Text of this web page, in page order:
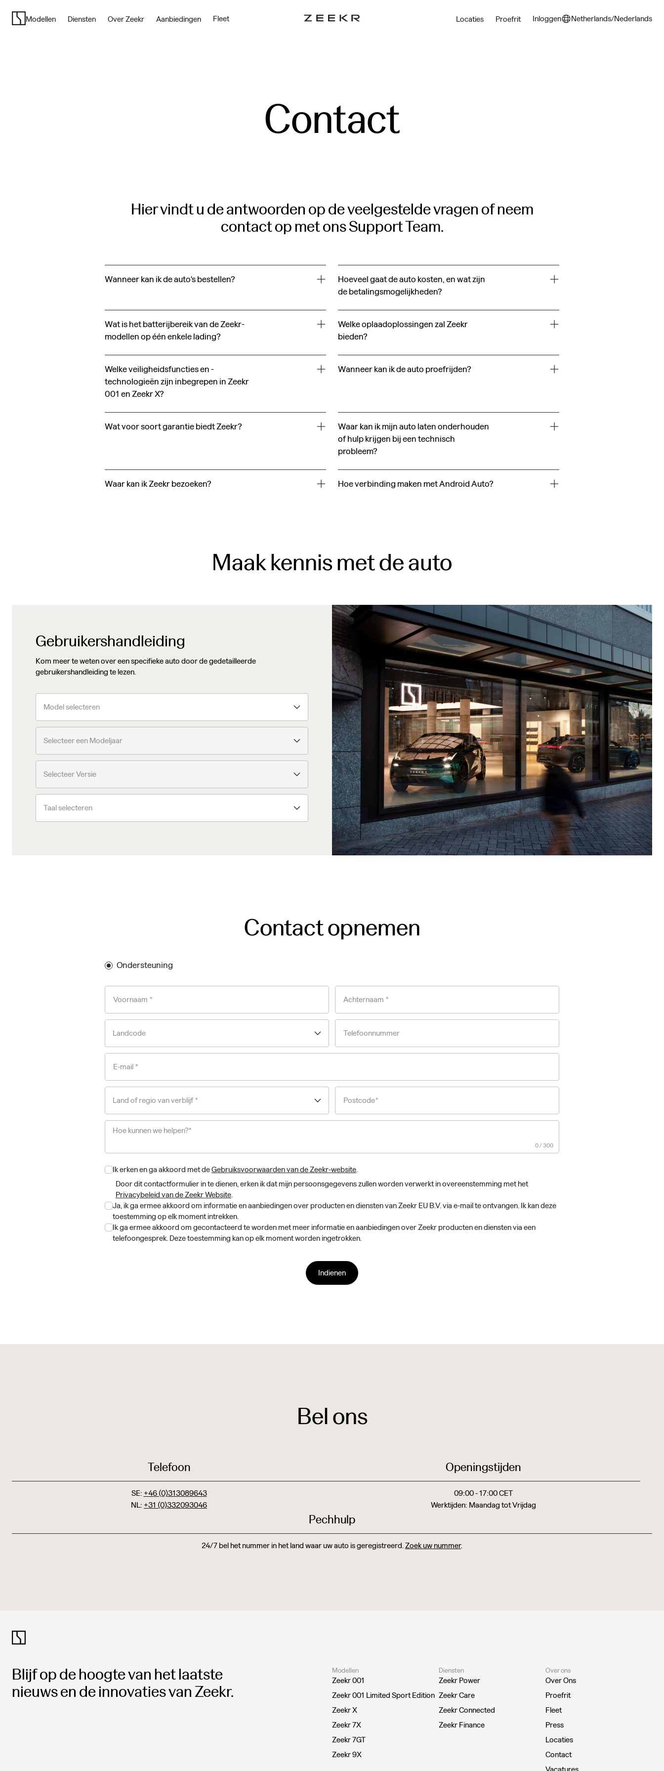
Modellen Diensten Over Zeekr Aanbiedingen Fleet Locaties Proefrit Inloggen Netherlands/Nederlands
Contact
Hier vindt u de antwoorden op de veelgestelde vragen of neem
contact op met ons Support Team.
Wanneer kan ik de auto's bestellen?
Wat is het batterijbereik van de Zeekr-
modellen op één enkele lading?
Welke veiligheidsfuncties en -
technologieën zijn inbegrepen in Zeekr
001 en Zeekr X?
Wat voor soort garantie biedt Zeekr?
Waar kan ik Zeekr bezoeken?
Hoeveel gaat de auto kosten, en wat zijn
de betalingsmogelijkheden?
Welke oplaadoplossingen zal Zeekr
bieden?
Wanneer kan ik de auto proefrijden?
Waar kan ik mijn auto laten onderhouden
of hulp krijgen bij een technisch
probleem?
Hoe verbinding maken met Android Auto?
Maak kennis met de auto
Gebruikershandleiding
Kom meer te weten over een specifieke auto door de gedetailleerde
gebruikershandleiding te lezen.
Model selecteren
Selecteer een Modeljaar
Selecteer Versie
Taal selecteren
Contact opnemen
Ondersteuning
Voornaam * Achternaam *
Landcode Telefoonnummer
E-mail *
Land of regio van verblijf * Postcode*
Hoe kunnen we helpen?*
Ik erken en ga akkoord met deGebruiksvoorwaarden van de Zeekr-website.
Door dit contactformulier in te dienen, erken ik dat mijn persoonsgegevens zullen worden verwerkt in overeenstemming met het
Privacybeleid van de Zeekr Website.
Ja, ik ga ermee akkoord om informatie en aanbiedingen over producten en diensten van Zeekr EU B.V. via e-mail te ontvangen. Ik kan deze
toestemming op elk moment intrekken.
Ik ga ermee akkoord om gecontacteerd te worden met meer informatie en aanbiedingen over Zeekr producten en diensten via een
telefoongesprek. Deze toestemming kan op elk moment worden ingetrokken.
Indienen
Bel ons
Telefoon
SE: +46 (0)313089643
NL: +31 (0)332093046
Openingstijden
09:00 - 17:00 CET
Werktijden: Maandag tot Vrijdag
Pechhulp
24/7 bel het nummer in het land waar uw auto is geregistreerd.Zoek uw nummer.
Blijf op de hoogte van het laatste
nieuws en de innovaties van Zeekr.
Modellen
Zeekr 001
Zeekr 001 Limited Sport Edition
Zeekr X
Zeekr 7X
Zeekr 7GT
Zeekr 9X
Diensten
Zeekr Power
Zeekr Care
Zeekr Connected
Zeekr Finance
Over ons
Over Ons
Proefrit
Fleet
Press
Locaties
Contact